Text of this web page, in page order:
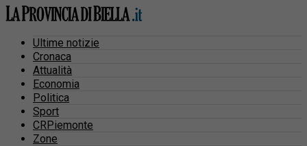
Ultime notizie
Cronaca
Attualità
Economia
Politica
Sport
CRPiemonte
Zone